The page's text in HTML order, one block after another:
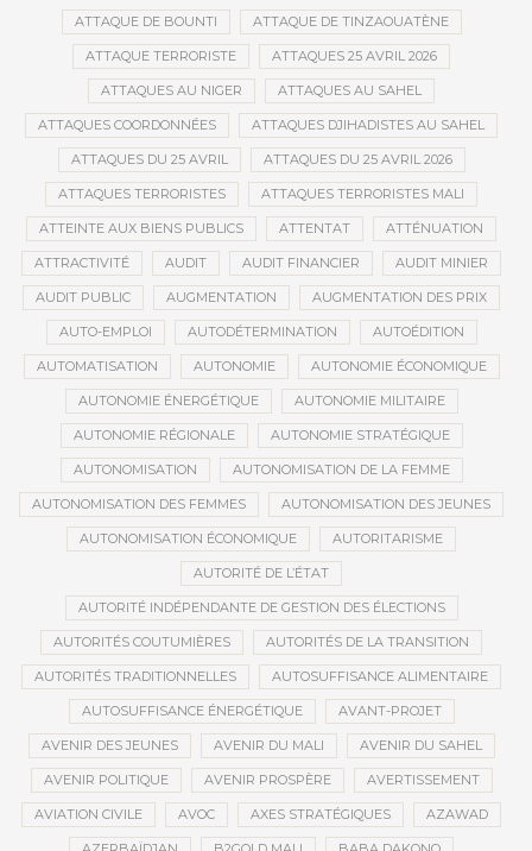
ATTAQUE DE BOUNTI ATTAQUE DE TINZAOUATÈNE
ATTAQUE TERRORISTE ATTAQUES 25 AVRIL 2026
ATTAQUES AU NIGER ATTAQUES AU SAHEL
ATTAQUES COORDONNÉES ATTAQUES DJIHADISTES AU SAHEL
ATTAQUES DU 25 AVRIL ATTAQUES DU 25 AVRIL 2026
ATTAQUES TERRORISTES ATTAQUES TERRORISTES MALI
ATTEINTE AUX BIENS PUBLICS ATTENTAT ATTÉNUATION
ATTRACTIVITÉ AUDIT AUDIT FINANCIER AUDIT MINIER
AUDIT PUBLIC AUGMENTATION AUGMENTATION DES PRIX
AUTO-EMPLOI AUTODÉTERMINATION AUTOÉDITION
AUTOMATISATION AUTONOMIE AUTONOMIE ÉCONOMIQUE
AUTONOMIE ÉNERGÉTIQUE AUTONOMIE MILITAIRE
AUTONOMIE RÉGIONALE AUTONOMIE STRATÉGIQUE
AUTONOMISATION AUTONOMISATION DE LA FEMME
AUTONOMISATION DES FEMMES AUTONOMISATION DES JEUNES
AUTONOMISATION ÉCONOMIQUE AUTORITARISME
AUTORITÉ DE L’ÉTAT
AUTORITÉ INDÉPENDANTE DE GESTION DES ÉLECTIONS
AUTORITÉS COUTUMIÈRES AUTORITÉS DE LA TRANSITION
AUTORITÉS TRADITIONNELLES AUTOSUFFISANCE ALIMENTAIRE
AUTOSUFFISANCE ÉNERGÉTIQUE AVANT-PROJET
AVENIR DES JEUNES AVENIR DU MALI AVENIR DU SAHEL
AVENIR POLITIQUE AVENIR PROSPÈRE AVERTISSEMENT
AVIATION CIVILE AVOC AXES STRATÉGIQUES AZAWAD